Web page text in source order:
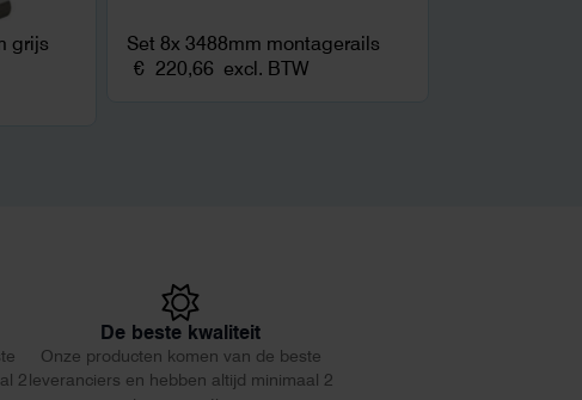
grijs
Set 8x 3488mm montagerails
€ 220,66 excl. BTW
2
De beste kwaliteit
Onze producten komen van de beste
leveranciers en hebben altijd minimaal 2